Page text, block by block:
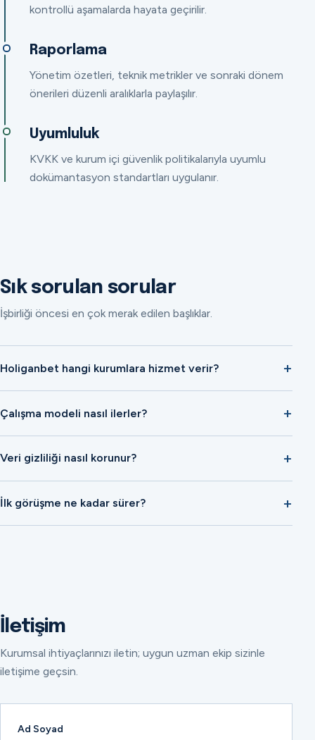
kontrollü aşamalarda hayata geçirilir.
Raporlama
Yönetim özetleri, teknik metrikler ve sonraki dönem
önerileri düzenli aralıklarla paylaşılır.
Uyumluluk
KVKK ve kurum içi güvenlik politikalarıyla uyumlu
dokümantasyon standartları uygulanır.
Sık sorulan sorular
İşbirliği öncesi en çok merak edilen başlıklar.
Holiganbet hangi kurumlara hizmet verir?
Çalışma modeli nasıl ilerler?
Veri gizliliği nasıl korunur?
İlk görüşme ne kadar sürer?
İletişim
Kurumsal ihtiyaçlarınızı iletin; uygun uzman ekip sizinle
iletişime geçsin.
Ad Soyad